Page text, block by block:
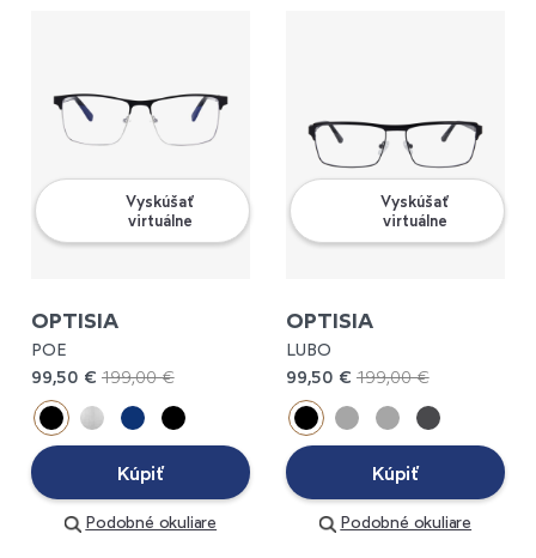
Vyskúšať
virtuálne
OPTISIA
POE
99,50 € 199,00 €
Kúpiť
Podobné okuliare
Vyskúšať
virtuálne
OPTISIA
LUBO
99,50 € 199,00 €
Kúpiť
Podobné okuliare